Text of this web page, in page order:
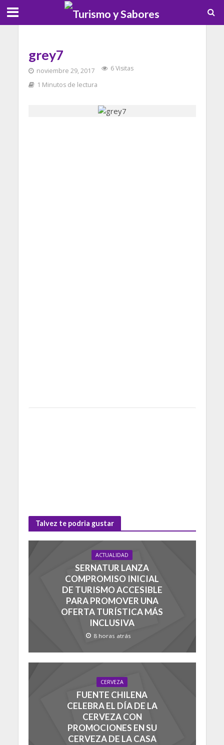
grey7
noviembre 29, 2017
6 Visitas
1 Minutos de lectura
Talvez te podria gustar
ACTUALIDAD
SERNATUR LANZA
COMPROMISO INICIAL
DE TURISMO ACCESIBLE
PARA PROMOVER UNA
OFERTA TURÍSTICA MÁS
INCLUSIVA
8 horas atrás
CERVEZA
FUENTE CHILENA
CELEBRA EL DÍA DE LA
CERVEZA CON
PROMOCIONES EN SU
CERVEZA DE LA CASA